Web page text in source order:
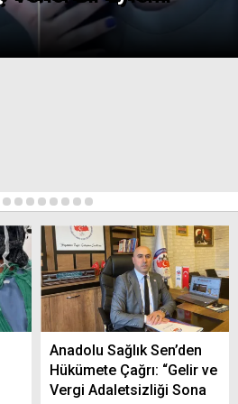
ve Sorgun’da Alkollü Araç
İki Sürücüye 400 Bin Lira Ceza
Uyuşturucu Operasyonu: 46
Hap Ele Geçirildi
Dahil 30 İlde DEAŞ Operasyonu
3 4 5 6 7 8 9 10
Anadolu Sağlık Sen’den
Hükümete Çağrı: “Gelir ve
Vergi Adaletsizliği Sona